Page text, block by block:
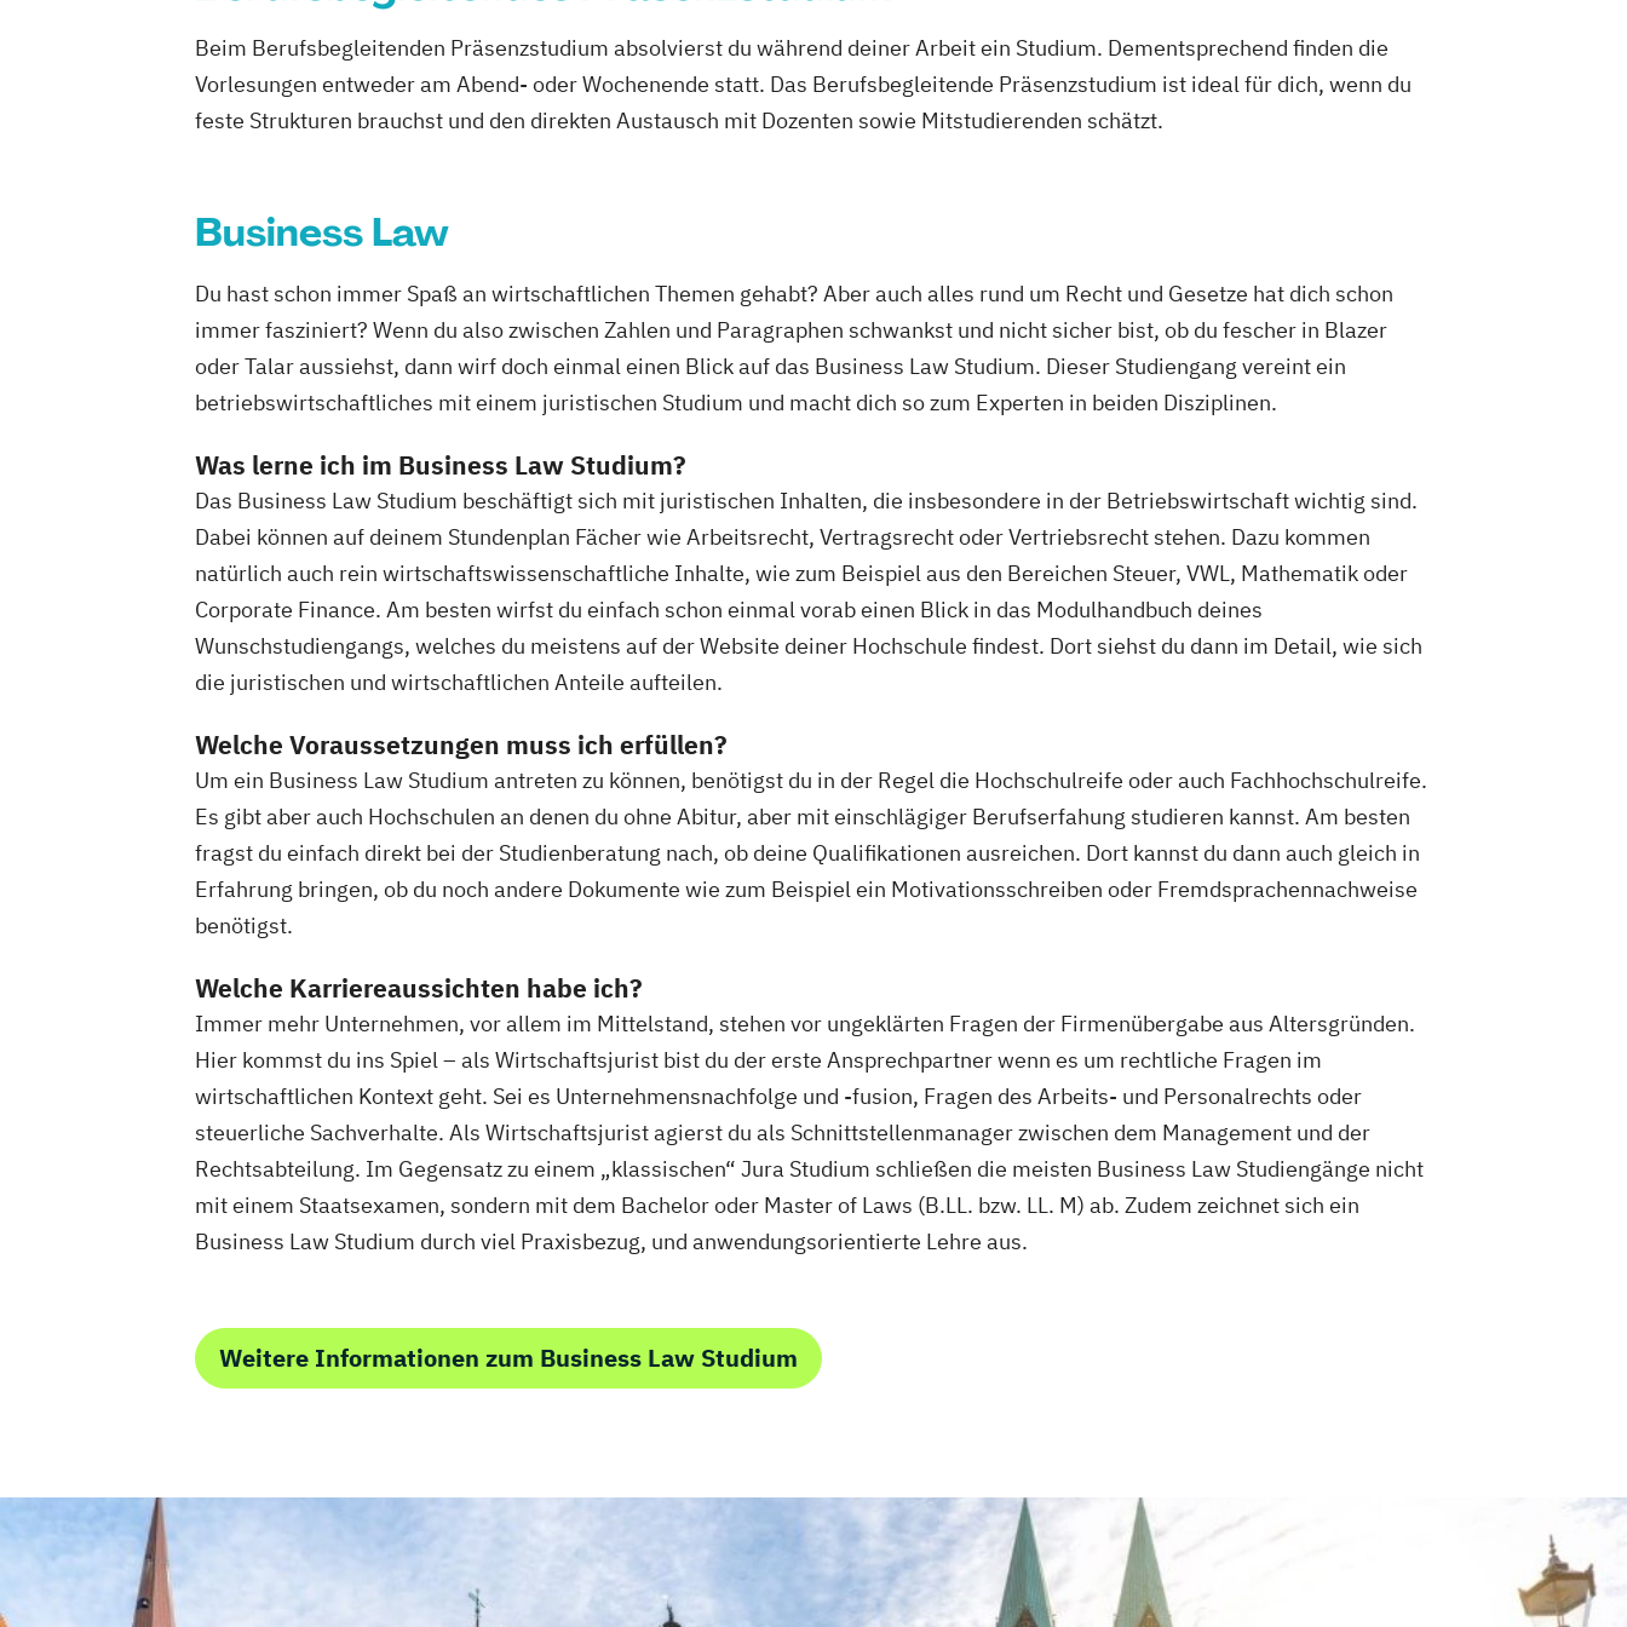
Beim Berufsbegleitenden Präsenzstudium absolvierst du während deiner Arbeit ein Studium. Dementsprechend finden die
Vorlesungen entweder am Abend- oder Wochenende statt. Das Berufsbegleitende Präsenzstudium ist ideal für dich, wenn du
feste Strukturen brauchst und den direkten Austausch mit Dozenten sowie Mitstudierenden schätzt.
Business Law
Du hast schon immer Spaß an wirtschaftlichen Themen gehabt? Aber auch alles rund um Recht und Gesetze hat dich schon
immer fasziniert? Wenn du also zwischen Zahlen und Paragraphen schwankst und nicht sicher bist, ob du fescher in Blazer
oder Talar aussiehst, dann wirf doch einmal einen Blick auf das Business Law Studium. Dieser Studiengang vereint ein
betriebswirtschaftliches mit einem juristischen Studium und macht dich so zum Experten in beiden Disziplinen.
Was lerne ich im Business Law Studium?
Das Business Law Studium beschäftigt sich mit juristischen Inhalten, die insbesondere in der Betriebswirtschaft wichtig sind.
Dabei können auf deinem Stundenplan Fächer wie Arbeitsrecht, Vertragsrecht oder Vertriebsrecht stehen. Dazu kommen
natürlich auch rein wirtschaftswissenschaftliche Inhalte, wie zum Beispiel aus den Bereichen Steuer, VWL, Mathematik oder
Corporate Finance. Am besten wirfst du einfach schon einmal vorab einen Blick in das Modulhandbuch deines
Wunschstudiengangs, welches du meistens auf der Website deiner Hochschule findest. Dort siehst du dann im Detail, wie sich
die juristischen und wirtschaftlichen Anteile aufteilen.
Welche Voraussetzungen muss ich erfüllen?
Um ein Business Law Studium antreten zu können, benötigst du in der Regel die Hochschulreife oder auch Fachhochschulreife.
Es gibt aber auch Hochschulen an denen du ohne Abitur, aber mit einschlägiger Berufserfahung studieren kannst. Am besten
fragst du einfach direkt bei der Studienberatung nach, ob deine Qualifikationen ausreichen. Dort kannst du dann auch gleich in
Erfahrung bringen, ob du noch andere Dokumente wie zum Beispiel ein Motivationsschreiben oder Fremdsprachennachweise
benötigst.
Welche Karriereaussichten habe ich?
Immer mehr Unternehmen, vor allem im Mittelstand, stehen vor ungeklärten Fragen der Firmenübergabe aus Altersgründen.
Hier kommst du ins Spiel – als Wirtschaftsjurist bist du der erste Ansprechpartner wenn es um rechtliche Fragen im
wirtschaftlichen Kontext geht. Sei es Unternehmensnachfolge und -fusion, Fragen des Arbeits- und Personalrechts oder
steuerliche Sachverhalte. Als Wirtschaftsjurist agierst du als Schnittstellenmanager zwischen dem Management und der
Rechtsabteilung. Im Gegensatz zu einem „klassischen“ Jura Studium schließen die meisten Business Law Studiengänge nicht
mit einem Staatsexamen, sondern mit dem Bachelor oder Master of Laws (B.LL. bzw. LL. M) ab. Zudem zeichnet sich ein
Business Law Studium durch viel Praxisbezug, und anwendungsorientierte Lehre aus.
Weitere Informationen zum Business Law Studium